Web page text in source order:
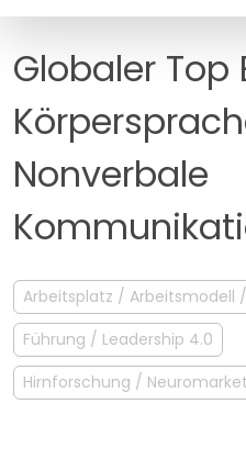
MANAGEMENT
Globaler Top
Nonverbale
Arbeitsplatz / Arbeitsmodell
Führung / Leadership 4.0
Hirnforschung /